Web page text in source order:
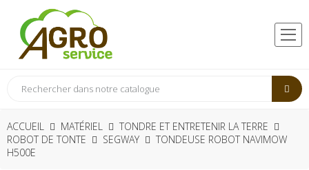
ACCUEIL MATÉRIEL
TONDRE ET ENTRETENIR LA TERRE
ROBOT DE TONTE
SEGWAY
TONDEUSE ROBOT NAVIMOW
H500E